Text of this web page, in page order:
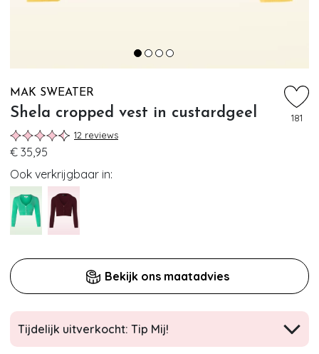
MAK SWEATER
Shela cropped vest in custardgeel
181
12 reviews
€ 35,95
Ook verkrijgbaar in:
Bekijk ons maatadvies
Tijdelijk uitverkocht: Tip Mij!